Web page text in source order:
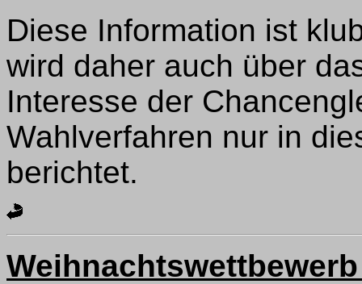
Diese Information ist
wird daher auch über
Interesse der
Wahlverfahren nur in
berichtet.